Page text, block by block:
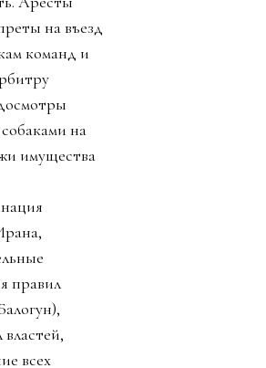
на въезд
команд и
на
имущества
правил
властей,
всех